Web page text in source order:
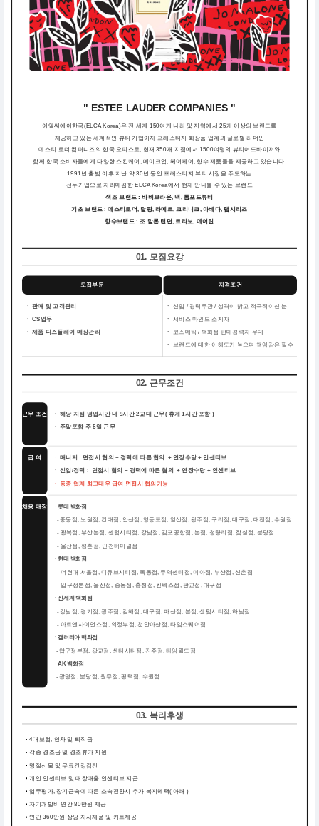
" ESTEE LAUDER COMPANIES "
이엘씨에이한국(ELCA Korea)은 전 세계 150여개 나라 및 지역에서 25개 이상의 브랜드를
제공하고 있는 세계적인 뷰티 기업이자 프레스티지 화장품 업계의 글로벌 리더인
에스티 로더 컴퍼니즈의 한국 오피스로, 현재 350개 지점에서 1500여명의 뷰티어드바이저와
함께 한국 소비자들에게 다양한 스킨케어, 메이크업, 헤어케어, 향수 제품들을 제공하고 있습니다.
1991년 출범 이후 지난 약 30년 동안 프레스티지 뷰티 시장을 주도하는
선두기업으로 자리매김한 ELCA Korea에서 현재 만나볼 수 있는 브랜드
색조 브랜드 : 바비브라운, 맥, 톰포드뷰티
기초 브랜드 : 에스티로더, 달팡, 라메르, 크리니크, 아베다, 랩시리즈
향수브랜드 : 조 말론 런던, 르라보, 에어린
01. 모집요강
모집부문 자격조건
ㆍ 판매 및 고객관리
ㆍ CS업무
ㆍ 제품 디스플레이 매장관리
ㆍ
신입 / 경력무관 / 성격이 밝고 적극적이신 분
ㆍ
서비스 마인드 소지자
ㆍ
코스메틱 / 백화점 판매경력자 우대
ㆍ
브랜드에 대한 이해도가 높으며 책임감은 필수
02. 근무조건
근무 조건
ㆍ 해당 지점 영업시간 내 9시간 2교대 근무( 휴게 1시간 포함 )
ㆍ 주말포함 주 5일 근무
급 여 ㆍ 매니저 : 면접시 협의 ~ 경력에 따른 협의 + 연장수당 + 인센티브
ㆍ 신입/경력 : 면접시 협의 ~ 경력에 따른 협의 + 연장수당 + 인센티브
ㆍ 동종 업계 최고대우 급여 면접시 협의가능
채용 매장 ㆍ롯데 백화점
-중동점, 노원점, 건대점, 안산점, 영등포점, 일산점, 광주점, 구리점, 대구점, 대전점, 수원점
- 광복점, 부산본점, 센텀시티점, 강남점, 김포공항점, 본점, 청량리점, 잠실점, 분당점
- 울산점, 평촌점, 인천터미널점
ㆍ현대 백화점
- 더현대 서울점, 디큐브시티점, 목동점, 무역센터점, 미아점, 부산점, 신촌점
- 압구정본점, 울산점, 중동점, 충청점, 킨텍스점, 판교점, 대구점
ㆍ신세계 백화점
- 강남점, 경기점, 광주점, 김해점, 대구점, 마산점, 본점, 센텀시티점, 하남점
- 아트앤사이언스점, 의정부점, 천안아산점, 타임스퀘어점
ㆍ갤러리아 백화점
-압구정본점, 광교점, 센터시티점, 진주점, 타임월드점
ㆍAK 백화점
-광명점, 분당점, 원주점, 평택점, 수원점
03. 복리후생
4대보험, 연차 및 퇴직금
각종 경조금 및 경조휴가 지원
명절선물 및 무료건강검진
개인 인센티브 및 매장매출 인센티브 지급
업무평가, 장기근속에 따른 소속전환시 추가 복지혜택( 아래 )
자기개발비 연간 80만원 제공
연간 360만원 상당 자사제품 및 키트제공